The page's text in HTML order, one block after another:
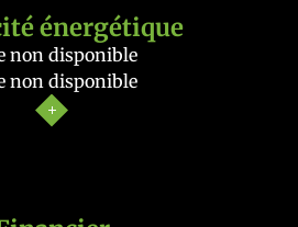
énergétique
non disponible
non disponible